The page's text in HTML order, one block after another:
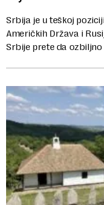
Srbija je u teškoj
Američkih Država i
Srbije prete da